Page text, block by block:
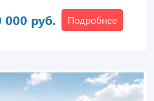
000 руб. Подробнее